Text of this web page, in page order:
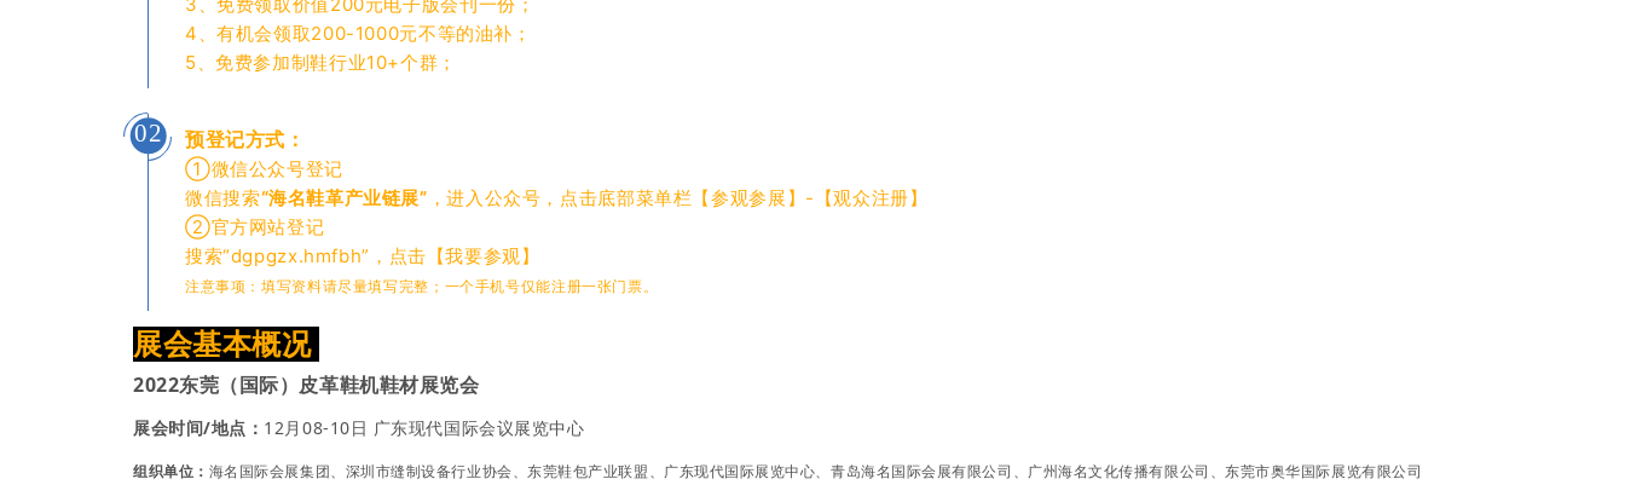
4、有机会领取200-1000元不等的油补；
5、免费参加制鞋行业10+个群；
02 预登记方式：
①微信公众号登记
微信搜索“海名鞋革产业链展” ，进入公众号，点击底部菜单栏【参观参展】-【观众注册】
②官方网站登记
搜索“dgpgzx.hmfbh”，点击【我要参观】
注意事项：填写资料请尽量填写完整；一个手机号仅能注册一张门票。
展会基本概况
2022东莞（国际）皮革鞋机鞋材展览会
展会时间/地点： 12月08-10日 广东现代国际会议展览中心
组织单位： 海名国际会展集团、深圳市缝制设备行业协会、东莞鞋包产业联盟、广东现代国际展览中心、青岛海名国际会展有限公司、广州海名文化传播有限公司、东莞市奥华国际展览有限公司